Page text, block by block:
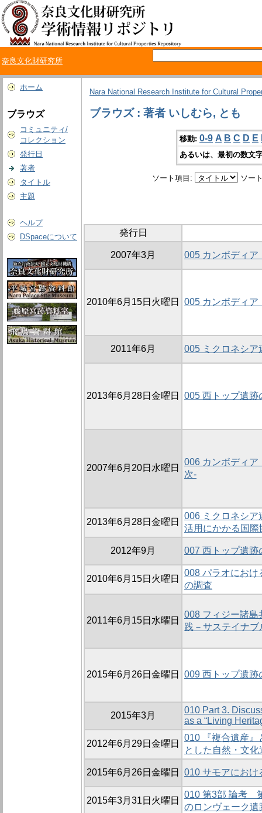
奈良文化財研究所
ホーム
ブラウズ
コミュニティ/
コレクション
発行日
著者
タイトル
主題
ヘルプ
DSpaceについて
Nara National Research Institute for Cultural
ブラウズ : 著者 いしむら, とも
移動: 0-9 A B C D E
あるいは、最初の数文
ソート項目: ソー
発行日
2007年3月 005 カンボディア
2010年6月15日火曜日 005 カンボディア
2011年6月 005 ミクロネシア
2013年6月28日金曜日 005 西トップ遺跡
2007年6月20日水曜日
006 カンボディア
次-
2013年6月28日金曜日
006 ミクロネシア
活用にかかる国際
2012年9月 007 西トップ遺跡
2010年6月15日火曜日
008 パラオにおけ
の調査
2011年6月15日水曜日
008 フィジー諸島
践－サステイナ
2015年6月26日金曜日 009 西トップ遺跡
2015年3月
010 Part 3.
as a “Living
2012年6月29日金曜日
010 『複合遺産
とした自然・文
2015年6月26日金曜日 010 サモアにおけ
2015年3月31日火曜日
010 第3部 論考
のロンヴェーク遺